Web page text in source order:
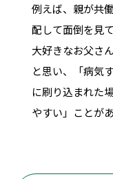
例えば、親が共
配して面倒を見
大好きなお父さ
と思い、「病気
に刷り込まれた
やすい」ことが